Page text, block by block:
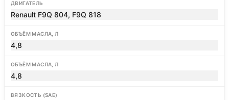
ДВИГАТЕЛЬ
Renault F9Q 804, F9Q 818
ОБЪЁМ МАСЛА, Л
4,8
ОБЪЁМ МАСЛА, Л
4,8
ВЯЗКОСТЬ (SAE)